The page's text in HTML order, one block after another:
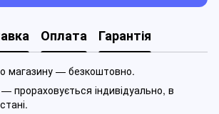
Оплата Гарантія
магазину — безкоштовно.
прораховується індивідуально, в